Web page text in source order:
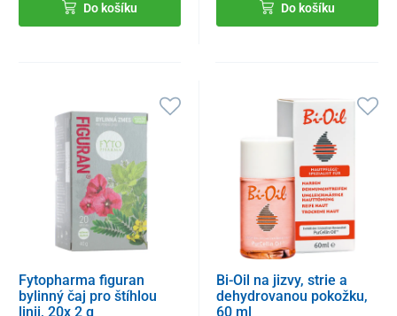
Do košíku Do košíku
Fytopharma figuran
bylinný čaj pro štíhlou
linii, 20x 2 g
Bi-Oil na jizvy, strie a
dehydrovanou pokožku,
60 ml